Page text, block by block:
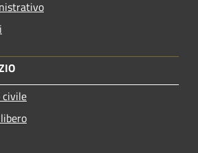
civile